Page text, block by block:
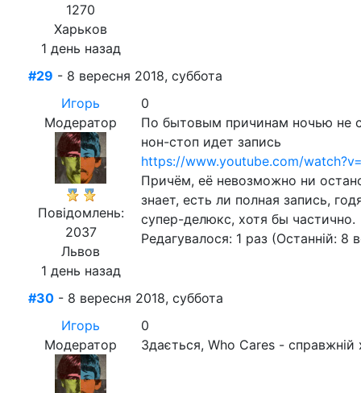
1270
Харьков
1 день назад
#29 - 8 вересня 2018, суббота
Игорь
Модератор
Повідомлень:
2037
Львов
1 день назад
0
По бытовым причинам ночью не
нон-стоп идет запись
https://www.youtube.com/
Причём, её невозможно ни
знает, есть ли полная запись,
супер-делюкс, хотя бы частично.
Редагувалося: 1 раз (Останній: 8
#30 - 8 вересня 2018, суббота
Игорь
Модератор
0
Здається, Who Cares - справжній